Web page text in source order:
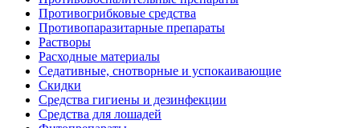
Противогрибковые средства
Противопаразитарные препараты
Растворы
Расходные материалы
Седативные, снотворные и успокаивающие
Скидки
Средства гигиены и дезинфекции
Средства для лошадей